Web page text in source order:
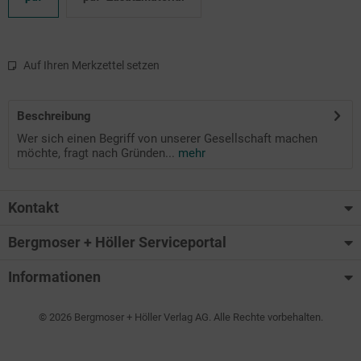
Auf Ihren Merkzettel setzen
Beschreibung
Wer sich einen Begriff von unserer Gesellschaft machen
möchte, fragt nach Gründen... mehr
Kontakt
Bergmoser + Höller Serviceportal
Informationen
© 2026 Bergmoser + Höller Verlag AG. Alle Rechte vorbehalten.